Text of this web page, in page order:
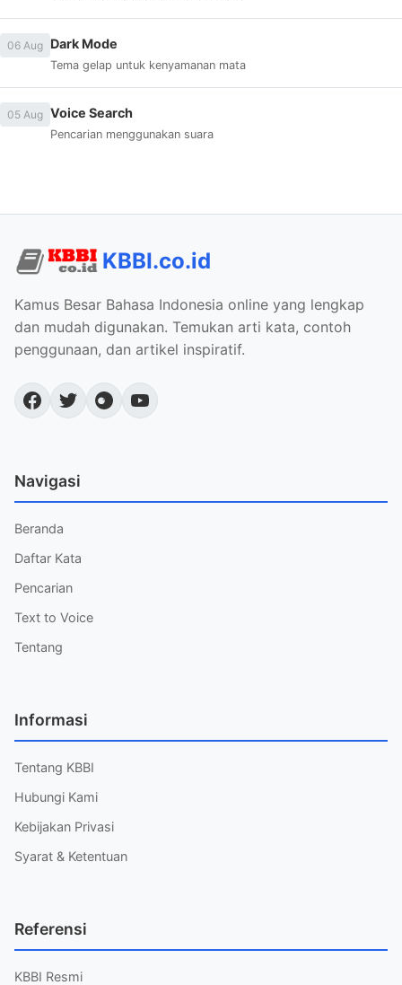
06 Aug Dark Mode
Tema gelap untuk kenyamanan mata
05 Aug Voice Search
Pencarian menggunakan suara
KBBI.co.id
Kamus Besar Bahasa Indonesia online yang lengkap
dan mudah digunakan. Temukan arti kata, contoh
penggunaan, dan artikel inspiratif.
Navigasi
Beranda
Daftar Kata
Pencarian
Text to Voice
Tentang
Informasi
Tentang KBBI
Hubungi Kami
Kebijakan Privasi
Syarat & Ketentuan
Referensi
KBBI Resmi